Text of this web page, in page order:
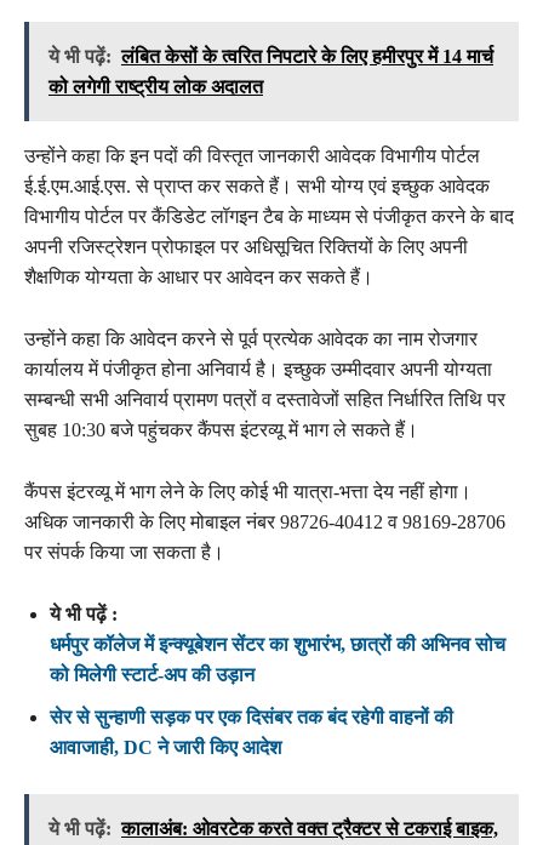
ये भी पढ़ें: लंबित केसों के त्वरित निपटारे के लिए हमीरपुर में 14 मार्च
को लगेगी राष्ट्रीय लोक अदालत
उन्होंने कहा कि इन पदों की विस्तृत जानकारी आवेदक विभागीय पोर्टल
ई.ई.एम.आई.एस. से प्राप्त कर सकते हैं। सभी योग्य एवं इच्छुक आवेदक
विभागीय पोर्टल पर कैंडिडेट लॉगइन टैब के माध्यम से पंजीकृत करने के बाद
अपनी रजिस्ट्रेशन प्रोफाइल पर अधिसूचित रिक्तियों के लिए अपनी
शैक्षणिक योग्यता के आधार पर आवेदन कर सकते हैं।
उन्होंने कहा कि आवेदन करने से पूर्व प्रत्येक आवेदक का नाम रोजगार
कार्यालय में पंजीकृत होना अनिवार्य है। इच्छुक उम्मीदवार अपनी योग्यता
सम्बन्धी सभी अनिवार्य प्रामण पत्रों व दस्तावेजों सहित निर्धारित तिथि पर
सुबह 10:30 बजे पहुंचकर कैंपस इंटरव्यू में भाग ले सकते हैं।
कैंपस इंटरव्यू में भाग लेने के लिए कोई भी यात्रा-भत्ता देय नहीं होगा।
अधिक जानकारी के लिए मोबाइल नंबर 98726-40412 व 98169-28706
पर संपर्क किया जा सकता है।
ये भी पढ़ें :
धर्मपुर कॉलेज में इन्क्यूबेशन सेंटर का शुभारंभ, छात्रों की अभिनव सोच
को मिलेगी स्टार्ट-अप की उड़ान
सेर से सुन्हाणी सड़क पर एक दिसंबर तक बंद रहेगी वाहनों की
आवाजाही, DC ने जारी किए आदेश
ये भी पढ़ें: कालाअंब: ओवरटेक करते वक्त ट्रैक्टर से टकराई बाइक,